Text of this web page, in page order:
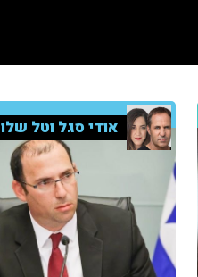
אודי סגל וטל שלו